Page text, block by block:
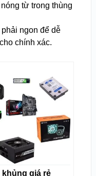
từ trong thùng
ngon để dễ
chính xác.
khủng giá rẻ